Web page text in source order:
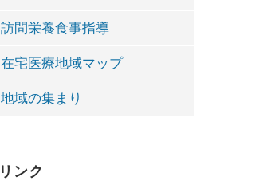
訪問栄養食事指導
在宅医療地域マップ
地域の集まり
リンク